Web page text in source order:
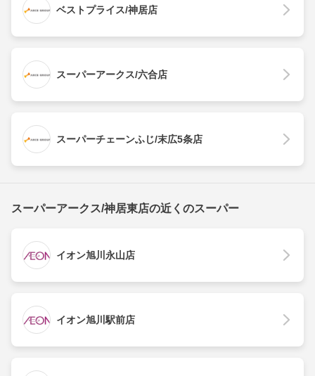
ベストプライス/神居店
スーパーアークス/六合店
スーパーチェーンふじ/末広5条店
スーパーアークス/神居東店の近くのスーパー
イオン旭川永山店
イオン旭川駅前店